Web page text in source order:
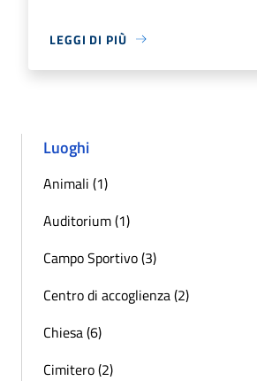
LEGGI DI PIÙ
Luoghi
Animali (1)
Auditorium (1)
Campo Sportivo (3)
Centro di accoglienza (2)
Chiesa (6)
Cimitero (2)